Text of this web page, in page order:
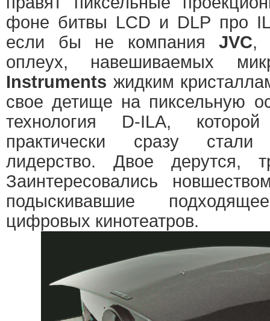
фоне битвы LCD и DLP про
если бы не компанияJVC,
оплеух, навешиваемых
Instruments жидким
свое детище на пиксельную
технология D-ILA,
практически сразу
лидерство. Двое
Заинтересовались
подыскивавшие
цифровых кинотеатров.